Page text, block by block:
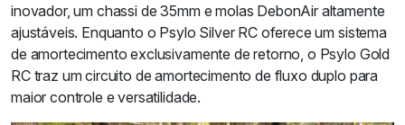
inovador, um chassi de 35mm e molas DebonAir altamente
ajustáveis. Enquanto o Psylo Silver RC oferece um sistema
de amortecimento exclusivamente de retorno, o Psylo Gold
RC traz um circuito de amortecimento de fluxo duplo para
maior controle e versatilidade.